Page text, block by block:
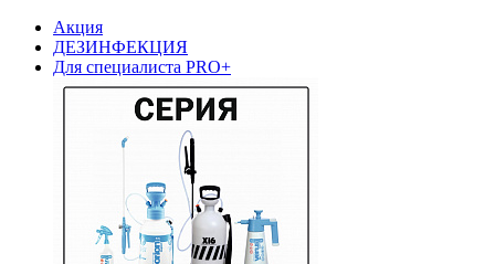
Акция
ДЕЗИНФЕКЦИЯ
Для специалиста PRO+